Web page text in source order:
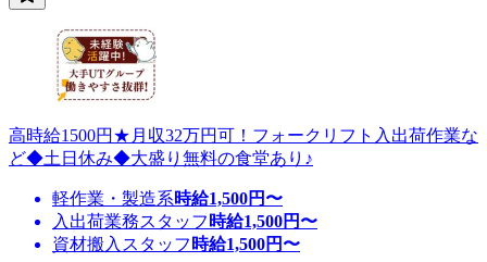
高時給1500円★月収32万円可！フォークリフト入出荷作業な
ど◆土日休み◆大盛り無料の食堂あり♪
軽作業・製造系時給1,500円〜
入出荷業務スタッフ 時給1,500円〜
資材搬入スタッフ 時給1,500円〜